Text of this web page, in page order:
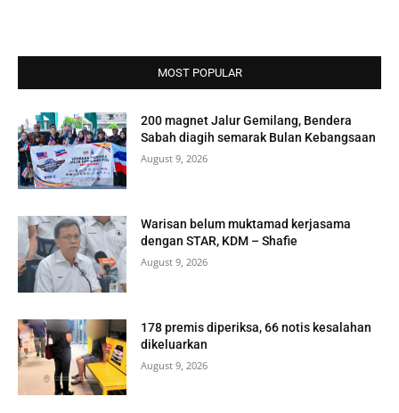
MOST POPULAR
200 magnet Jalur Gemilang, Bendera
Sabah diagih semarak Bulan Kebangsaan
August 9, 2026
Warisan belum muktamad kerjasama
dengan STAR, KDM – Shafie
August 9, 2026
178 premis diperiksa, 66 notis kesalahan
dikeluarkan
August 9, 2026